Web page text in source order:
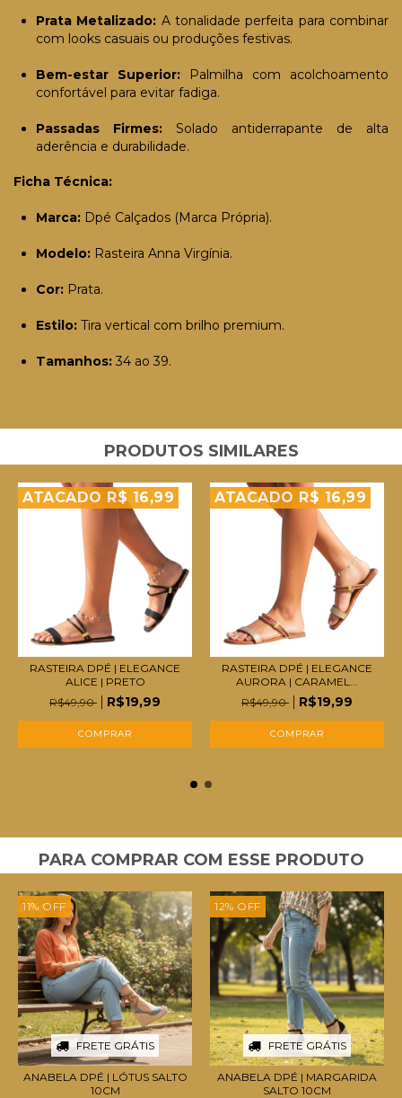
Prata Metalizado: A tonalidade perfeita para combinar
com looks casuais ou produções festivas.
Bem-estar Superior: Palmilha com acolchoamento
confortável para evitar fadiga.
Passadas Firmes: Solado antiderrapante de alta
aderência e durabilidade.
Ficha Técnica:
Marca: Dpé Calçados (Marca Própria).
Modelo: Rasteira Anna Virgínia.
Cor: Prata.
Estilo: Tira vertical com brilho premium.
Tamanhos: 34 ao 39.
PRODUTOS SIMILARES
ATACADO R$ 16,99
RASTEIRA DPÉ | ELEGANCE
ALICE | PRETO
R$49,90
R$19,99
COMPRAR
ATACADO R$ 16,99
RASTEIRA DPÉ | ELEGANCE
AURORA | CARAMEL...
R$49,90
R$19,99
COMPRAR
PARA COMPRAR COM ESSE PRODUTO
11% OFF
FRETE GRÁTIS
ANABELA DPÉ | LÓTUS SALTO
10CM
12% OFF
FRETE GRÁTIS
ANABELA DPÉ | MARGARIDA
SALTO 10CM